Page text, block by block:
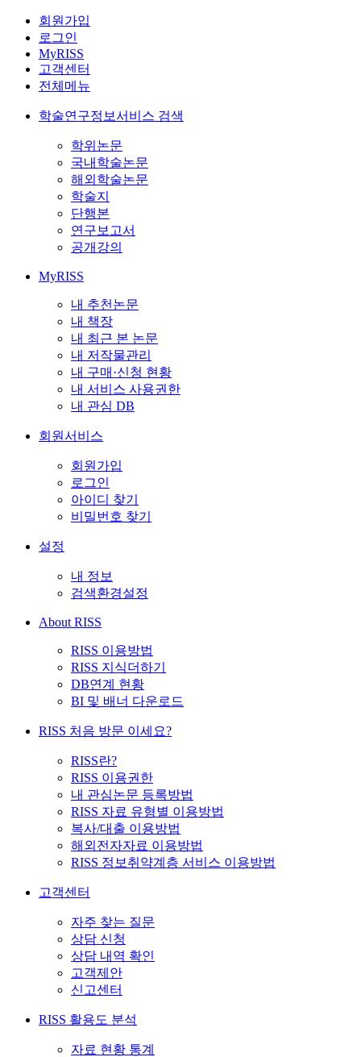
회원가입
로그인
MyRISS
고객센터
전체메뉴
학술연구정보서비스 검색
학위논문
국내학술논문
해외학술논문
학술지
단행본
연구보고서
공개강의
MyRISS
내 추천논문
내 책장
내 최근 본 논문
내 저작물관리
내 구매·신청 현황
내 서비스 사용권한
내 관심 DB
회원서비스
회원가입
로그인
아이디 찾기
비밀번호 찾기
설정
내 정보
검색환경설정
About RISS
RISS 이용방법
RISS 지식더하기
DB연계 현황
BI 및 배너 다운로드
RISS 처음 방문 이세요?
RISS란?
RISS 이용권한
내 관심논문 등록방법
RISS 자료 유형별 이용방법
복사/대출 이용방법
해외전자자료 이용방법
RISS 정보취약계층 서비스 이용방법
고객센터
자주 찾는 질문
상담 신청
상담 내역 확인
고객제안
신고센터
RISS 활용도 분석
자료 현황 통계